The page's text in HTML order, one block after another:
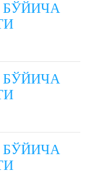
БЎЙИЧА
БЎЙИЧА
БЎЙИЧА